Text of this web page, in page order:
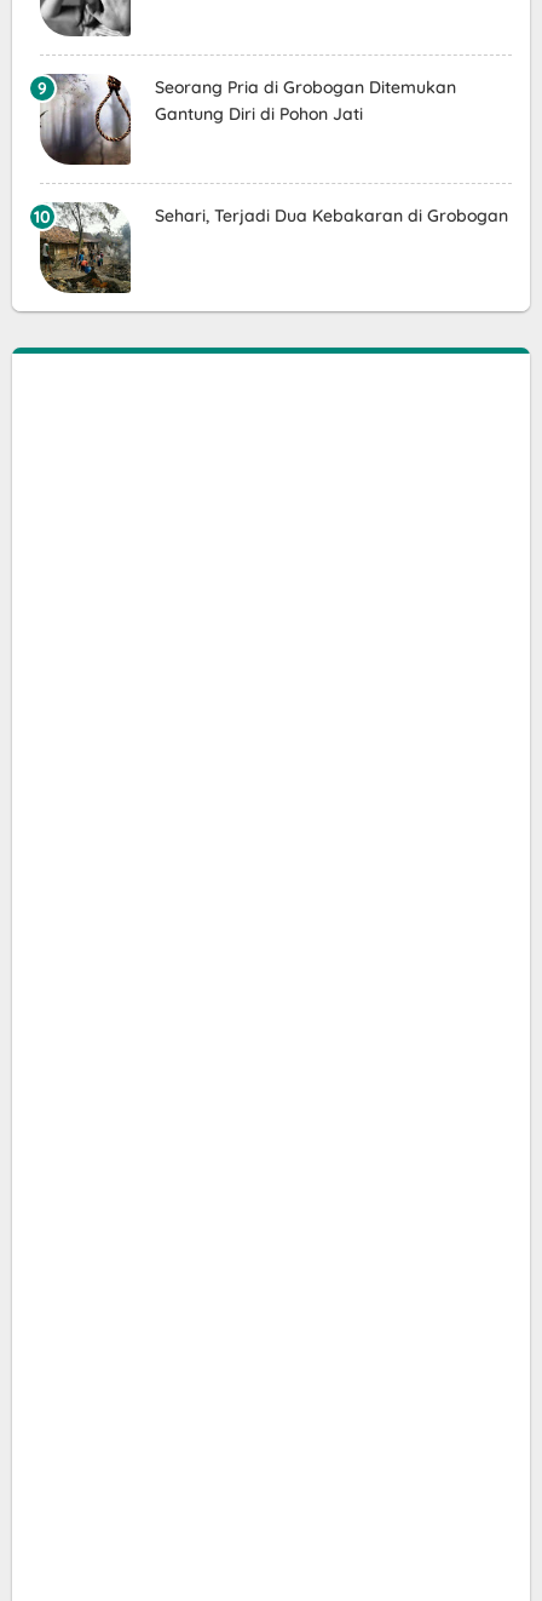
Seorang Pria di Grobogan Ditemukan
Gantung Diri di Pohon Jati
Sehari, Terjadi Dua Kebakaran di Grobogan